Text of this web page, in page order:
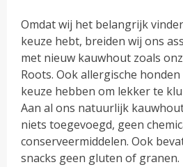
Omdat wij het belangrijk
keuze hebt, breiden wij ons
met nieuw kauwhout zoals
Roots. Ook allergische
keuze hebben om lekker te
Aan al ons natuurlijk
niets toegevoegd, geen
conserveermiddelen. Ook
snacks geen gluten of granen.